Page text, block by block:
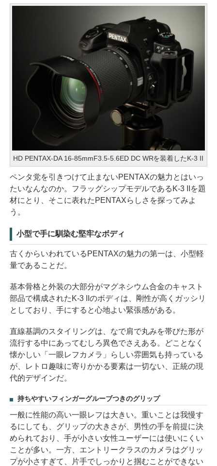
HD PENTAX-DA 16-85mmF3.5-5.6ED DC WRを装着したK-3 II
ペンタ党を引きつけて止まないPENTAXの魅力とはいっ
たいなんなのか。フラッグシップモデルであるK-3 IIを題
材にとり、そこに表れたPENTAXらしさを探ってみよ
う。
小型で手に馴染む堅牢なボディ
古くからいわれているPENTAXの魅力の第一は、小型軽
量であることだ。
基本骨格と外装の大部分がマグネシウム合金のキャスト
部品で構成されたK-3 IIのボディは、剛性が高くガッシリ
としており、手にすると心地よい緊張感がある。
直線基調のスタイリングは、なで肩で丸みを帯びた形が
流行する中にあってむしろ異色でさえある。どことなく
懐かしい「一眼レフカメラ」らしい雰囲気も持っている
が、レトロ趣味に寄りかかる要素は一切ない、正統の現
代的デザインだ。
持ちやすいフィンガーグルーブつきのグリップ
一般に性能の高い一眼レフは大きい。重いことは我慢す
るにしても、グリップの大きさが、男性の手を前提に決
められており、手が小さい女性ユーザーには使いにくい
ことが多い。一方、エントリークラスのカメラはグリッ
プが小さすぎて、片手でしっかりと掴むことができない